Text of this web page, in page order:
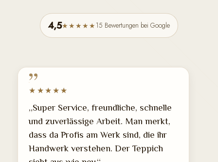
4,5★★★★★ 15 Bewertungen bei Google
★★★★★
„Super Service, freundliche, schnelle
und zuverlässige Arbeit. Man merkt,
dass da Profis am Werk sind, die ihr
Handwerk verstehen. Der Teppich